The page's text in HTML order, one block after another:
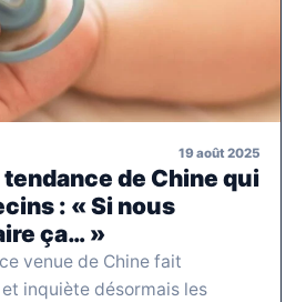
19 août 2025
de Chine qui
: « Si nous
ça… »
venue de Chine fait
inquiète désormais les